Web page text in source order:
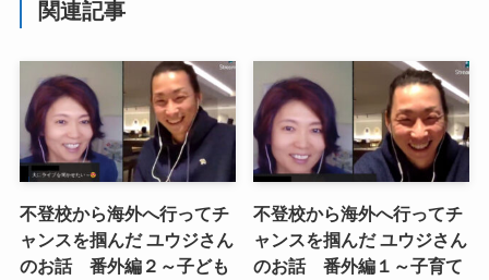
関連記事
不登校から海外へ行ってチ
ャンスを掴んだ ユウジさん
のお話 番外編２～子ども
不登校から海外へ行ってチ
ャンスを掴んだ ユウジさん
のお話 番外編１～子育て